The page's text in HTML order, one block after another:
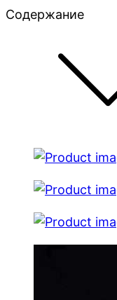
Содержание